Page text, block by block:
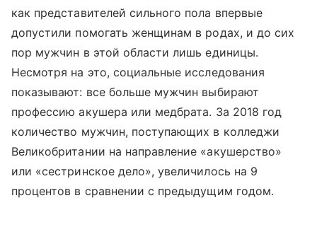
как представителей сильного пола впервые
допустили помогать женщинам в родах, и до сих
пор мужчин в этой области лишь единицы.
Несмотря на это, социальные исследования
показывают: все больше мужчин выбирают
профессию акушера или медбрата. За 2018 год
количество мужчин, поступающих в колледжи
Великобритании на направление «акушерство»
или «сестринское дело», увеличилось на 9
процентов в сравнении с предыдущим годом.